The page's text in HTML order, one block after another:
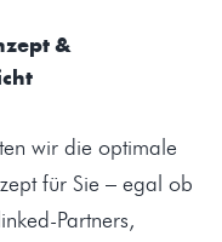
&
wir die optimale
für Sie – egal ob
Partners,